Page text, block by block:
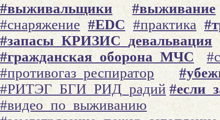
#выживальщики
#выживание
#снаряжение #EDC #практика
#запасы_КРИЗИС_девальвация
#гражданская_оборона_МЧС
#противогаз_респиратор
#РИТЭГ_БГИ_РИД_радий
#видео_по_выживанию